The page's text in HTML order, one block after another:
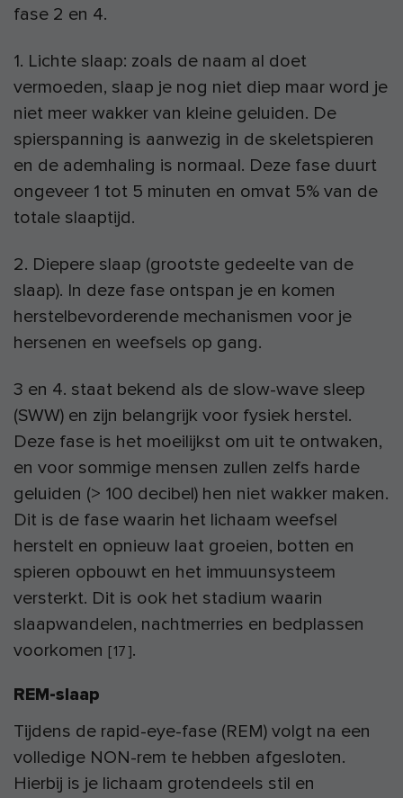
fase 2 en 4.
1. Lichte slaap: zoals de naam al doet
vermoeden, slaap je nog niet diep maar word je
niet meer wakker van kleine geluiden. De
spierspanning is aanwezig in de skeletspieren
en de ademhaling is normaal. Deze fase duurt
ongeveer 1 tot 5 minuten en omvat 5% van de
totale slaaptijd.
2. Diepere slaap (grootste gedeelte van de
slaap). In deze fase ontspan je en komen
herstelbevorderende mechanismen voor je
hersenen en weefsels op gang.
3 en 4. staat bekend als de slow-wave sleep
(SWW) en zijn belangrijk voor fysiek herstel.
Deze fase is het moeilijkst om uit te ontwaken,
en voor sommige mensen zullen zelfs harde
geluiden (> 100 decibel) hen niet wakker maken.
Dit is de fase waarin het lichaam weefsel
herstelt en opnieuw laat groeien, botten en
spieren opbouwt en het immuunsysteem
versterkt. Dit is ook het stadium waarin
slaapwandelen, nachtmerries en bedplassen
voorkomen [17 ].
REM-slaap
Tijdens de rapid-eye-fase (REM) volgt na een
volledige NON-rem te hebben afgesloten.
Hierbij is je lichaam grotendeels stil en